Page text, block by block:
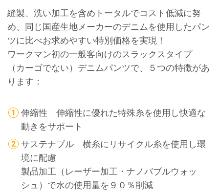
縫製、洗い加工を含めトータルでコスト低減に努
め、同じ国産生地メーカーのデニムを使用したパン
ツに比べお求めやすい特別価格を実現！
ワークマン初の一般客向けのスラックスタイプ
（カーゴでない）デニムパンツで、５つの特徴があ
ります：
伸縮性 伸縮性に優れた特殊糸を使用し快適な
動きをサポート
サステナブル 横糸にリサイクル糸を使用し環
境に配慮
製品加工（レーザー加工・ナノバブルウォッ
シュ）で水の使用量を９０％削減